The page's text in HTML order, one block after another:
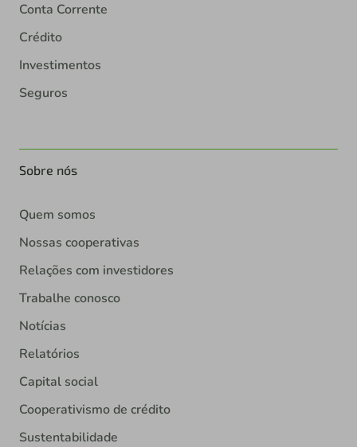
Conta Corrente
Crédito
Investimentos
Seguros
Sobre nós
Quem somos
Nossas cooperativas
Relações com investidores
Trabalhe conosco
Notícias
Relatórios
Capital social
Cooperativismo de crédito
Sustentabilidade